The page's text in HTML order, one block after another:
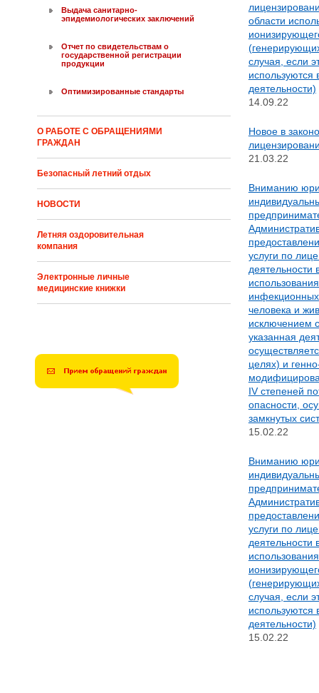
Выдача санитарно-
эпидемиологических заключений
Отчет по свидетельствам о
государственной регистрации
продукции
Оптимизированные стандарты
О РАБОТЕ С ОБРАЩЕНИЯМИ
ГРАЖДАН
Безопасный летний отдых
НОВОСТИ
Летняя оздоровительная
компания
Электронные личные
медицинские книжки
области
случая, если
используются
деятельности)
14.09.22
Новое в
21.03.22
Вниманию
услуги по
деятельности
человека и
исключением
указанная
целях) и
IV степеней
опасности,
замкнутых
15.02.22
Вниманию
услуги по
деятельности
случая, если
используются
деятельности)
15.02.22